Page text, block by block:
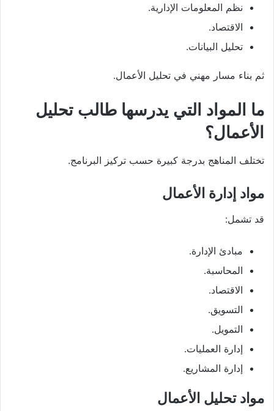
نظم المعلومات الإدارية.
الاقتصاد.
تحليل البيانات.
ثم بناء مسار مهني في تحليل الأعمال.
ما المواد التي يدرسها طالب تحليل
الأعمال؟
تختلف المناهج بدرجة كبيرة حسب تركيز البرنامج.
مواد إدارة الأعمال
قد تشمل:
مبادئ الإدارة.
المحاسبة.
الاقتصاد.
التسويق.
التمويل.
إدارة العمليات.
إدارة المشاريع.
مواد تحليل الأعمال